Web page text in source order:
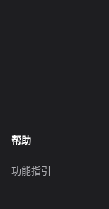
帮助
功能指引